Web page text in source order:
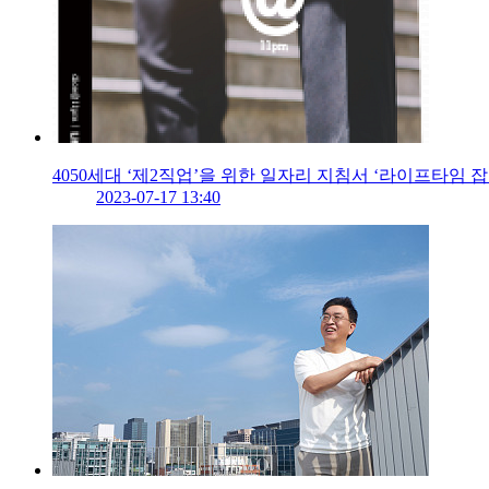
4050세대 ‘제2직업’을 위한 일자리 지침서 ‘라이프타임
2023-07-17 13:40